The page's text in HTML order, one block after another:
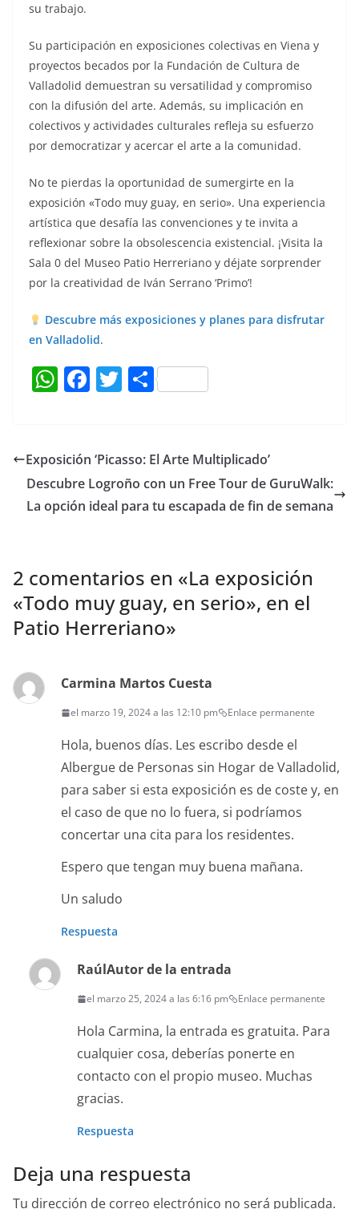
su trabajo.
Su participación en exposiciones colectivas en Viena y
proyectos becados por la Fundación de Cultura de
Valladolid demuestran su versatilidad y compromiso
con la difusión del arte. Además, su implicación en
colectivos y actividades culturales refleja su esfuerzo
por democratizar y acercar el arte a la comunidad.
No te pierdas la oportunidad de sumergirte en la
exposición «Todo muy guay, en serio». Una experiencia
artística que desafía las convenciones y te invita a
reflexionar sobre la obsolescencia existencial. ¡Visita la
Sala 0 del Museo Patio Herreriano y déjate sorprender
por la creatividad de Iván Serrano ‘Primo’!
Descubre más exposiciones y planes para disfrutar
en Valladolid.
W
s
A
p
F
e
b
o
T
er
C
p
ar
tir
Exposición ‘Picasso: El Arte Multiplicado’
Descubre Logroño con un Free Tour de GuruWalk:
La opción ideal para tu escapada de fin de semana
2 comentarios en «La exposición
«Todo muy guay, en serio», en el
Patio Herreriano»
Carmina Martos Cuesta
el marzo 19, 2024 a las 12:10 pm Enlace permanente
Hola, buenos días. Les escribo desde el
Albergue de Personas sin Hogar de Valladolid,
para saber si esta exposición es de coste y, en
el caso de que no lo fuera, si podríamos
concertar una cita para los residentes.
Espero que tengan muy buena mañana.
Un saludo
Respuesta
RaúlAutor de la entrada
el marzo 25, 2024 a las 6:16 pm Enlace permanente
Hola Carmina, la entrada es gratuita. Para
cualquier cosa, deberías ponerte en
contacto con el propio museo. Muchas
gracias.
Respuesta
Deja una respuesta
Tu dirección de correo electrónico no será publicada.